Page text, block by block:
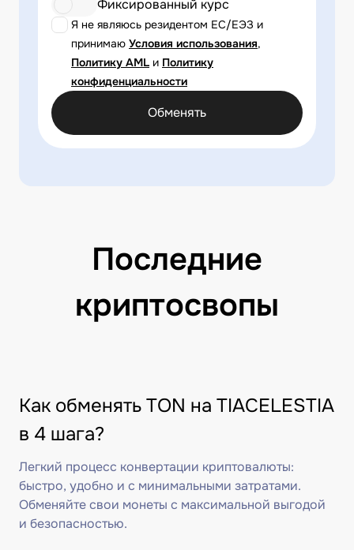
Я не являюсь резидентом ЕС/ЕЭЗ и
принимаю Условия использования,
Политику AML и Политику
конфиденциальности
Фиксированный курс
Обменять
Последние
криптосвопы
Как обменять TON на TIACELESTIA
в 4 шага?
Легкий процесс конвертации криптовалюты:
быстро, удобно и с минимальными затратами.
Обменяйте свои монеты с максимальной выгодой
и безопасностью.